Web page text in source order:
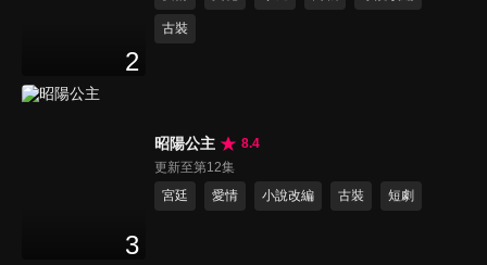
2
古裝
3
昭陽公主
8.4
更新至第12集
宮廷
愛情 小說改編 古裝 短劇